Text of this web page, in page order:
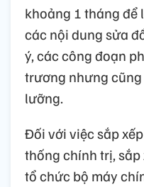
khoảng 1 tháng để
các nội dung sửa
ý, các công đoạn
trương nhưng
lưỡng.
Đối với việc sắp
thống chính trị,
tổ chức bộ máy